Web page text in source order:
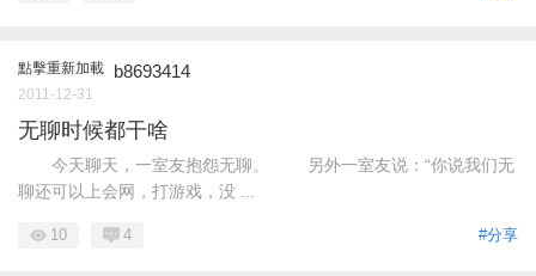
點擊重新加載 b8693414
2011-12-31
无聊时候都干啥
今天聊天，一室友抱怨无聊。 另外一室友说：“你说我们无
聊还可以上会网，打游戏，没 ...
#分享
10 4